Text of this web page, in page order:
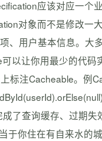
应该对应一个
对象而不是修改一
、用户基本信息。
以让你用最少的代
标注Cacheable。例
了查询缓存、过期
于你住在有自来水的